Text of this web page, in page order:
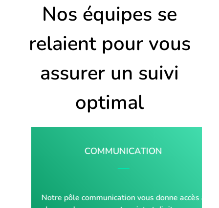
Nos équipes se
relaient pour vous
assurer un suivi
optimal
COMMUNICATION
Notre pôle communication vous donne accès à